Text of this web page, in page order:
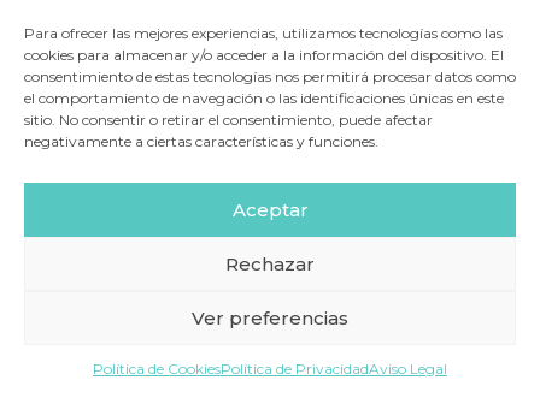
Para ofrecer las mejores experiencias, utilizamos tecnologías como las
cookies para almacenar y/o acceder a la información del dispositivo. El
consentimiento de estas tecnologías nos permitirá procesar datos como
el comportamiento de navegación o las identificaciones únicas en este
sitio. No consentir o retirar el consentimiento, puede afectar
negativamente a ciertas características y funciones.
Aceptar
Rechazar
Ver preferencias
Política de CookiesPolítica de PrivacidadAviso Legal